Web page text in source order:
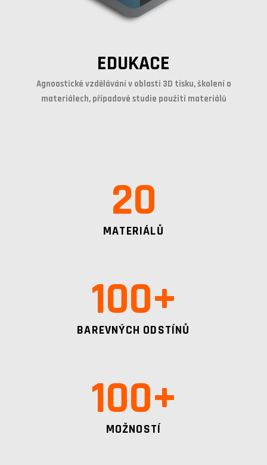
EDUKACE
Agnoostické vzdělávání v oblasti 3D tisku, školení o
materiálech, případové studie použití materiálů
20
MATERIÁLŮ
100+
BAREVNÝCH ODSTÍNŮ
100+
MOŽNOSTÍ